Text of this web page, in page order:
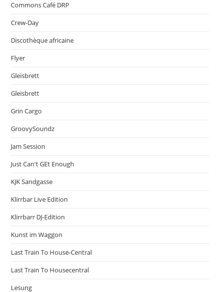
Commons Café DRP
Crew-Day
Discothèque africaine
Flyer
Gleisbrett
Gleisbrett
Grin Cargo
GroovySoundz
Jam Session
Just Can't GEt Enough
KJK Sandgasse
Klirrbar Live Edition
Klirrbarr DJ-Edition
Kunst im Waggon
Last Train To House-Central
Last Train To Housecentral
Lesung